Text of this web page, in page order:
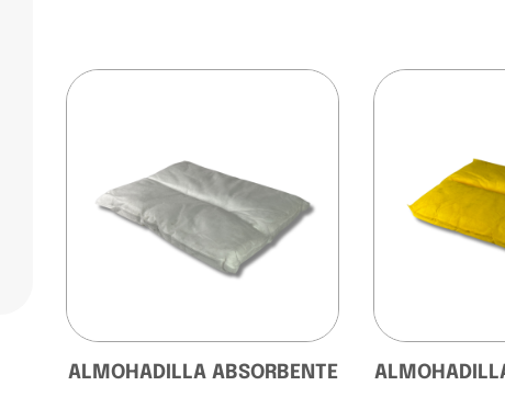
ALMOHADILLA ABSORBENTE